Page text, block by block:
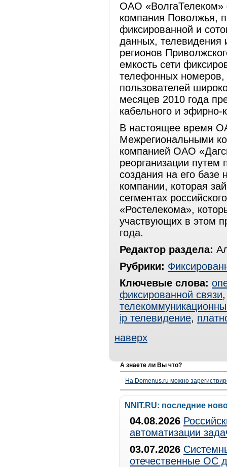
ОАО «ВолгаТелеком»
компания Поволжья,
фиксированной и
данных, телевидения
регионов
емкость сети
телефонных номеров,
пользователей
месяцев 2010 года
кабельного и
В настоящее время
Межрегиональными
компанией ОАО
реорганизации
создания на его базе
компании, которая
сегментах
«Ростелекома»,
участвующих в этом
года.
Редактор раздела:
Рубрики:
Ключевые слова:
фиксированной связи
ip телевидение,
наверх
А знаете ли Вы что?
На Domenus.ru можно
NNIT.RU: последние
04.08.2026
автоматизации
03.07.2026
отечественные ОС